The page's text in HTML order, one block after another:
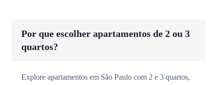
Por que escolher apartamentos de 2 ou 3
quartos?
Explore apartamentos em São Paulo com 2 e 3 quartos,